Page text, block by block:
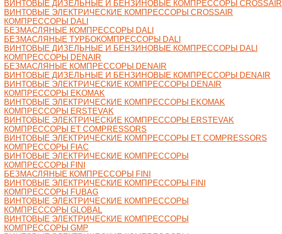
ВИНТОВЫЕ ДИЗЕЛЬНЫЕ И БЕНЗИНОВЫЕ КОМПРЕССОРЫ CROSSAIR
ВИНТОВЫЕ ЭЛЕКТРИЧЕСКИЕ КОМПРЕССОРЫ CROSSAIR
КОМПРЕССОРЫ DALI
БЕЗМАСЛЯНЫЕ КОМПРЕССОРЫ DALI
БЕЗМАСЛЯНЫЕ ТУРБОКОМПРЕССОРЫ DALI
ВИНТОВЫЕ ДИЗЕЛЬНЫЕ И БЕНЗИНОВЫЕ КОМПРЕССОРЫ DALI
КОМПРЕССОРЫ DENAIR
БЕЗМАСЛЯНЫЕ КОМПРЕССОРЫ DENAIR
ВИНТОВЫЕ ДИЗЕЛЬНЫЕ И БЕНЗИНОВЫЕ КОМПРЕССОРЫ DENAIR
ВИНТОВЫЕ ЭЛЕКТРИЧЕСКИЕ КОМПРЕССОРЫ DENAIR
КОМПРЕССОРЫ EKOMAK
ВИНТОВЫЕ ЭЛЕКТРИЧЕСКИЕ КОМПРЕССОРЫ EKOMAK
КОМПРЕССОРЫ ERSTEVAK
ВИНТОВЫЕ ЭЛЕКТРИЧЕСКИЕ КОМПРЕССОРЫ ERSTEVAK
КОМПРЕССОРЫ ET COMPRESSORS
ВИНТОВЫЕ ЭЛЕКТРИЧЕСКИЕ КОМПРЕССОРЫ ET COMPRESSORS
КОМПРЕССОРЫ FIAC
ВИНТОВЫЕ ЭЛЕКТРИЧЕСКИЕ КОМПРЕССОРЫ
КОМПРЕССОРЫ FINI
БЕЗМАСЛЯНЫЕ КОМПРЕССОРЫ FINI
ВИНТОВЫЕ ЭЛЕКТРИЧЕСКИЕ КОМПРЕССОРЫ FINI
КОМПРЕССОРЫ FUBAG
ВИНТОВЫЕ ЭЛЕКТРИЧЕСКИЕ КОМПРЕССОРЫ
КОМПРЕССОРЫ GLOBAL
ВИНТОВЫЕ ЭЛЕКТРИЧЕСКИЕ КОМПРЕССОРЫ
КОМПРЕССОРЫ GMP